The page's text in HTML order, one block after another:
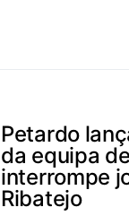
Petardo
da equipa
interrompe
Ribatejo